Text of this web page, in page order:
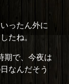
ったん外に
たね。
期で、今夜は
なんだそう